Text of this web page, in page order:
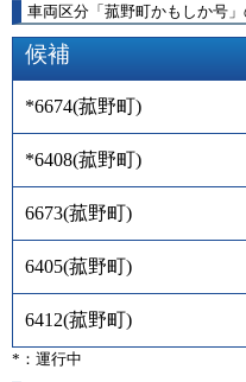
車両区分 「 菰野町かもしか号 」
候補
*6674(菰野町)
*6408(菰野町)
6673(菰野町)
6405(菰野町)
6412(菰野町)
*：運行中